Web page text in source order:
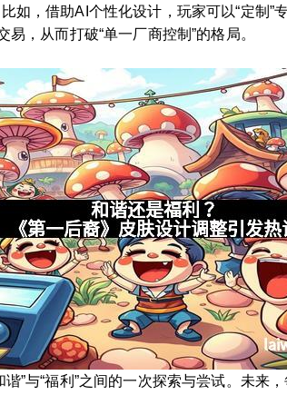
，借助AI个性化设计，玩家可以“定制”
，从而打破“单一厂商控制”的格局。
”与“福利”之间的一次探索与尝试。未来